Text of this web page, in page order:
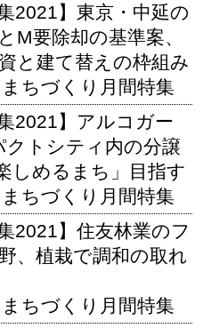
2021】東京・中延の
M要除却の基準案、
と建て替えの枠組み
まちづくり月間特集
2021】アルコガー
クトシティ内の分譲
しめるまち」目指す
まちづくり月間特集
2021】住友林業のフ
、植栽で調和の取れ
まちづくり月間特集